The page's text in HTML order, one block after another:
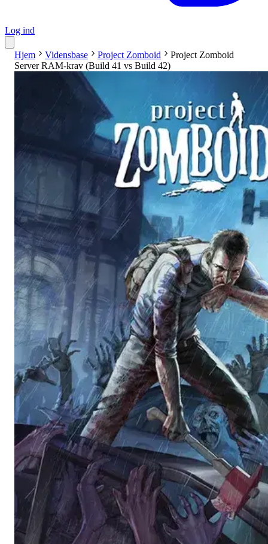
Log ind
Hjem Vidensbase Project Zomboid
Project Zomboid
Server RAM-krav (Build 41 vs Build 42)